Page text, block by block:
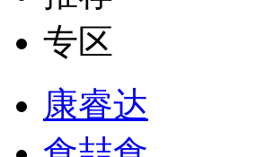
专区
康睿达